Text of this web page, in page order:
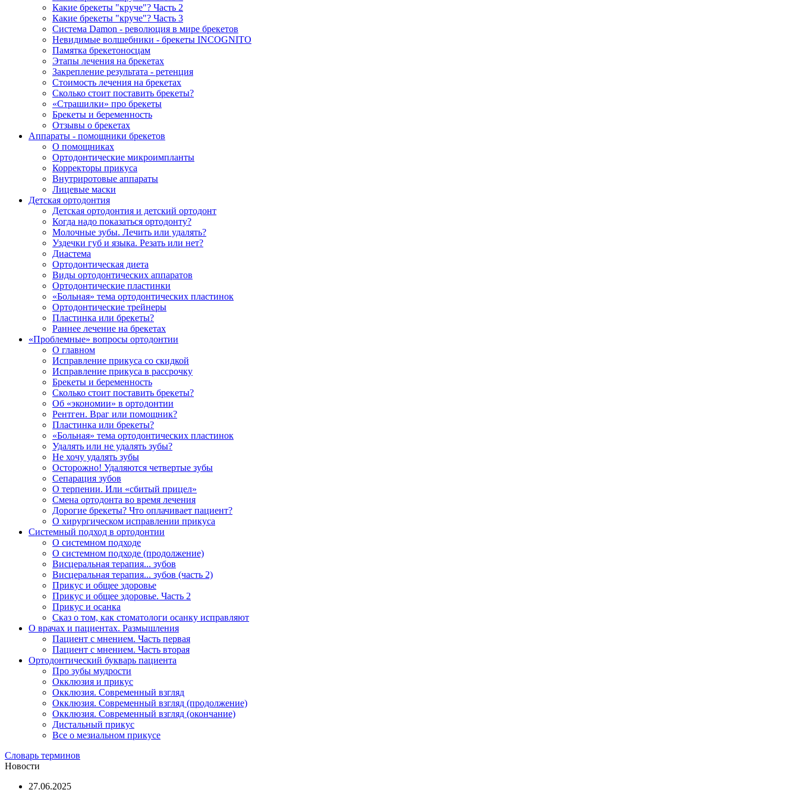
Какие брекеты "круче"? Часть 2
Какие брекеты "круче"? Часть 3
Система Damon - революция в мире брекетов
Невидимые волшебники - брекеты INCOGNITO
Памятка брекетоносцам
Этапы лечения на брекетах
Закрепление результата - ретенция
Стоимость лечения на брекетах
Сколько стоит поставить брекеты?
«Страшилки» про брекеты
Брекеты и беременность
Отзывы о брекетах
Аппараты - помощники брекетов
О помощниках
Ортодонтические микроимпланты
Корректоры прикуса
Внутриротовые аппараты
Лицевые маски
Детская ортодонтия
Детская ортодонтия и детский ортодонт
Когда надо показаться ортодонту?
Молочные зубы. Лечить или удалять?
Уздечки губ и языка. Резать или нет?
Диастема
Ортодонтическая диета
Виды ортодонтических аппаратов
Ортодонтические пластинки
«Больная» тема ортодонтических пластинок
Ортодонтические трейнеры
Пластинка или брекеты?
Раннее лечение на брекетах
«Проблемные» вопросы ортодонтии
О главном
Исправление прикуса со скидкой
Исправление прикуса в рассрочку
Брекеты и беременность
Сколько стоит поставить брекеты?
Об «экономии» в ортодонтии
Рентген. Враг или помощник?
Пластинка или брекеты?
«Больная» тема ортодонтических пластинок
Удалять или не удалять зубы?
Не хочу удалять зубы
Осторожно! Удаляются четвертые зубы
Сепарация зубов
О терпении. Или «сбитый прицел»
Смена ортодонта во время лечения
Дорогие брекеты? Что оплачивает пациент?
О хирургическом исправлении прикуса
Системный подход в ортодонтии
О системном подходе
О системном подходе (продолжение)
Висцеральная терапия... зубов
Висцеральная терапия... зубов (часть 2)
Прикус и общее здоровье
Прикус и общее здоровье. Часть 2
Прикус и осанка
Сказ о том, как стоматологи осанку исправляют
О врачах и пациентах. Размышления
Пациент с мнением. Часть первая
Пациент с мнением. Часть вторая
Ортодонтический букварь пациента
Про зубы мудрости
Окклюзия и прикус
Окклюзия. Современный взгляд
Окклюзия. Современный взгляд (продолжение)
Окклюзия. Современный взгляд (окончание)
Дистальный прикус
Все о мезиальном прикусе
Словарь терминов
Новости
27.06.2025